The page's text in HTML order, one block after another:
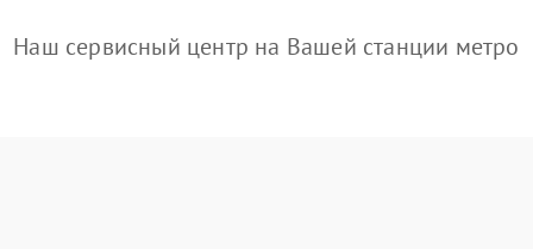
Наш сервисный центр на Вашей станции метро